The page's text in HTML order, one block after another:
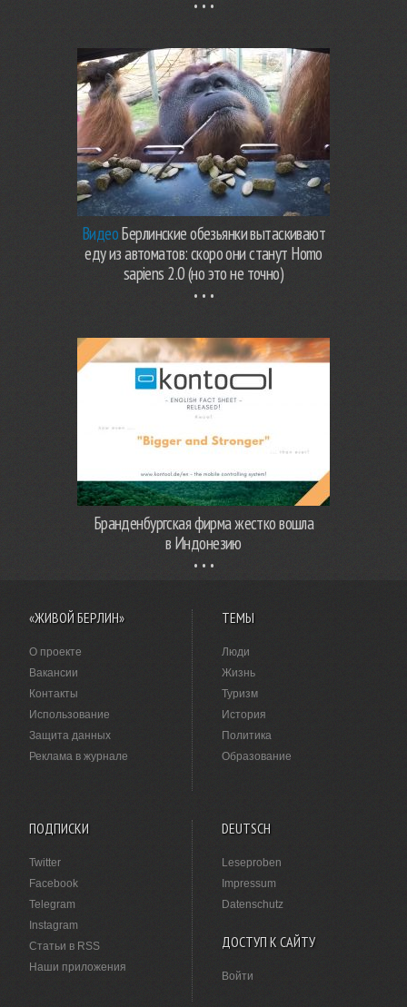
ВидеоБерлинские обезьянки вытаскивают
еду из автоматов: скоро они станут Homo
sapiens 2.0 (но это не точно)
Бранденбургская фирма жестко вошла
в Индонезию
«ЖИВОЙ БЕРЛИН»
О проекте
Вакансии
Контакты
Использование
Защита данных
Реклама в журнале
ТЕМЫ
Люди
Жизнь
Туризм
История
Политика
Образование
ПОДПИСКИ
Twitter
Facebook
Telegram
Instagram
Статьи в RSS
Наши приложения
DEUTSCH
Leseproben
Impressum
Datenschutz
ДОСТУП К САЙТУ
Войти